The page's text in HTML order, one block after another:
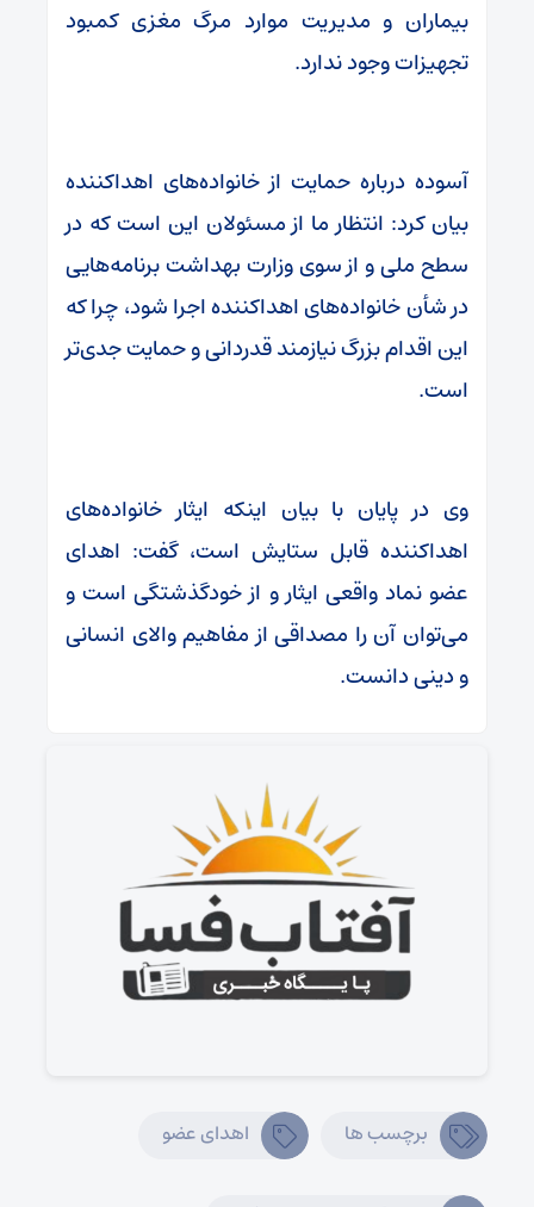
بیماران و مدیریت موارد مرگ مغزی کمبود
تجهیزات وجود ندارد.
آسوده درباره حمایت از خانواده‌های اهداکننده
بیان کرد: انتظار ما از مسئولان این است که در
سطح ملی و از سوی وزارت بهداشت برنامه‌هایی
در شأن خانواده‌های اهداکننده اجرا شود، چرا که
این اقدام بزرگ نیازمند قدردانی و حمایت جدی‌تر
است.
وی در پایان با بیان اینکه ایثار خانواده‌های
اهداکننده قابل ستایش است، گفت: اهدای
عضو نماد واقعی ایثار و از خودگذشتگی است و
می‌توان آن را مصداقی از مفاهیم والای انسانی
و دینی دانست.
برچسب ها اهدای عضو